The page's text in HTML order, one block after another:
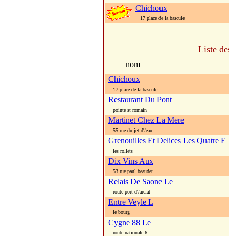
Chichoux
17 place de la bascule
Liste
nom
Chichoux
17 place de la bascule
Restaurant Du Pont
pointe st romain
Martinet Chez La Mere
55 rue du jet d\'eau
Grenouilles Et Delices Les Quatre E
les rollets
Dix Vins Aux
53 rue paul beaudet
Relais De Saone Le
route port d\'arciat
Entre Veyle L
le bourg
Cygne 88 Le
route nationale 6